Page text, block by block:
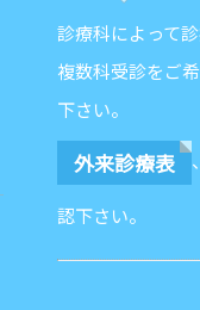
診療科によって
複数科受診をご
下さい。
外来診療表 、
認下さい。